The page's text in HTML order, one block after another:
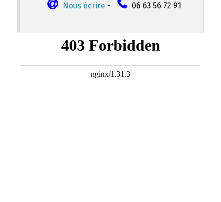
Nous écrire - 06 63 56 72 91